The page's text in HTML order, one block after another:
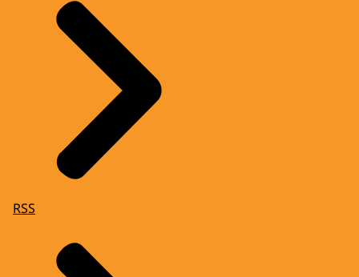
RSS